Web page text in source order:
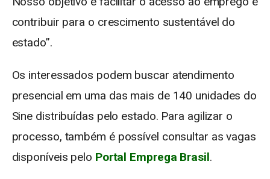
contribuir para o crescimento sustentável do
estado”.
Os interessados podem buscar atendimento
presencial em uma das mais de 140 unidades do
Sine distribuídas pelo estado. Para agilizar o
processo, também é possível consultar as vagas
disponíveis pelo Portal Emprega Brasil.